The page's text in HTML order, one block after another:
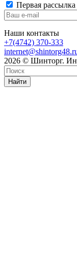
Первая рассылка
Наши контакты
+7(4742) 370-333
2026 © Шинторг.
Найти